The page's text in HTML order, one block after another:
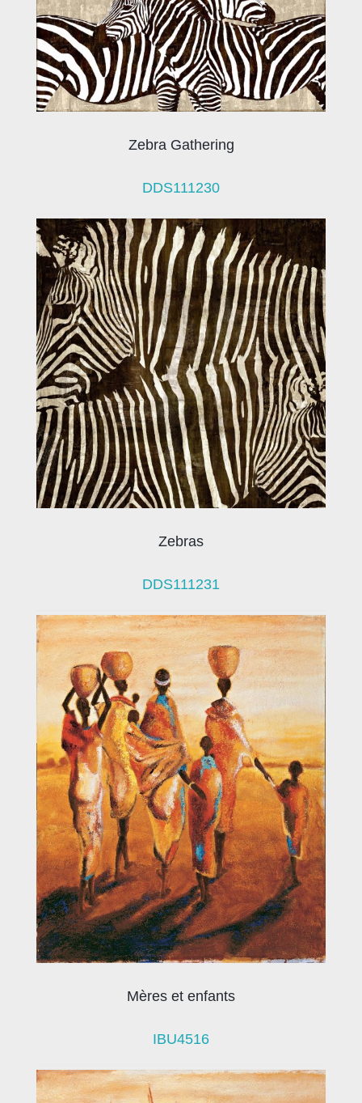
Zebra Gathering
DDS111230
Zebras
DDS111231
Mères et enfants
IBU4516